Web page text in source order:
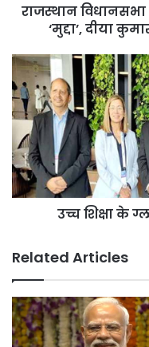
दीया
दिया
सुधार
वाला
जवाब
राजस्थान विधानसभा
‘मुद्दा’, दीया
उच्च
शिक्षा
के
ग्लोबल
की
ओर
बढ़ा
प्रदेश
उच्च शिक्षा के
Related Articles